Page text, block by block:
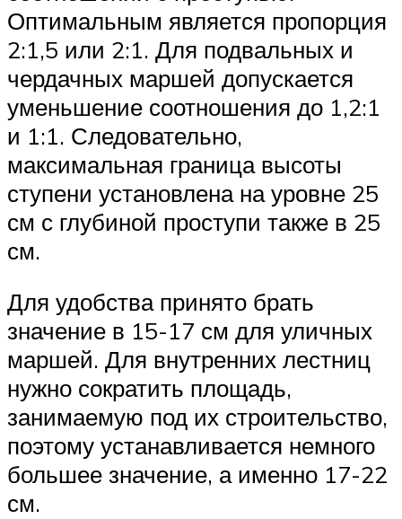
Оптимальным является пропорция
2:1,5 или 2:1. Для подвальных и
чердачных маршей допускается
уменьшение соотношения до 1,2:1
и 1:1. Следовательно,
максимальная граница высоты
ступени установлена на уровне 25
см с глубиной проступи также в 25
см.
Для удобства принято брать
значение в 15-17 см для уличных
маршей. Для внутренних лестниц
нужно сократить площадь,
занимаемую под их строительство,
поэтому устанавливается немного
большее значение, а именно 17-22
см.